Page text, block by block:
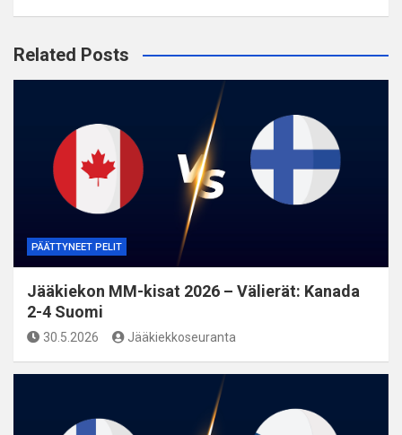
Related Posts
PÄÄTTYNEET PELIT
Jääkiekon MM-kisat 2026 – Välierät: Kanada
2-4 Suomi
30.5.2026 Jääkiekkoseuranta